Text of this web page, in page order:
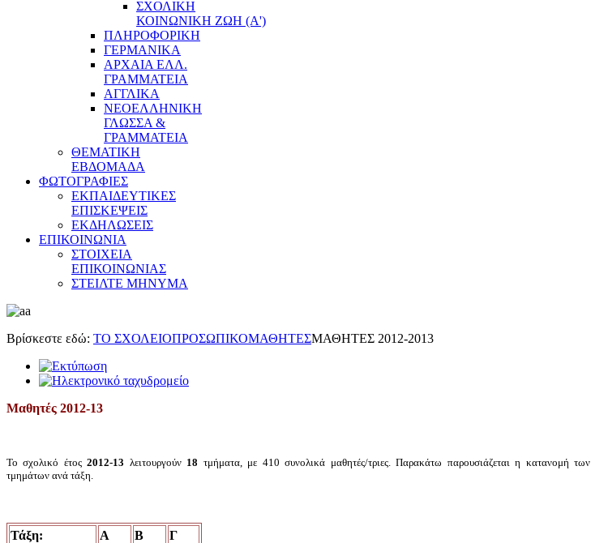
ΣΧΟΛΙΚΗ
ΚΟΙΝΩΝΙΚΗ ΖΩΗ (Α')
ΠΛΗΡΟΦΟΡΙΚΗ
ΓΕΡΜΑΝΙΚΑ
ΑΡΧΑΙΑ ΕΛΛ.
ΓΡΑΜΜΑΤΕΙΑ
ΑΓΓΛΙΚΑ
ΝΕΟΕΛΛΗΝΙΚΗ
ΓΛΩΣΣΑ &
ΓΡΑΜΜΑΤΕΙΑ
ΘΕΜΑΤΙΚΗ
ΕΒΔΟΜΑΔΑ
ΦΩΤΟΓΡΑΦΙΕΣ
ΕΚΠΑΙΔΕΥΤΙΚΕΣ
ΕΠΙΣΚΕΨΕΙΣ
ΕΚΔΗΛΩΣΕΙΣ
ΕΠΙΚΟΙΝΩΝΙΑ
ΣΤΟΙΧΕΙΑ
ΕΠΙΚΟΙΝΩΝΙΑΣ
ΣΤΕΙΛΤΕ ΜΗΝΥΜΑ
Βρίσκεστε εδώ: ΤΟ ΣΧΟΛΕΙΟΠΡΟΣΩΠΙΚΟΜΑΘΗΤΕΣΜΑΘΗΤΕΣ 2012-2013
Μαθητές 2012-13
Το σχολικό έτος2012-13 λειτουργούν 18 τμήματα, με 410 συνολικά μαθητές/τριες. Παρακάτω παρουσιάζεται η κατανομή των
τμημάτων ανά τάξη.
Τάξη: Α Β
Γ